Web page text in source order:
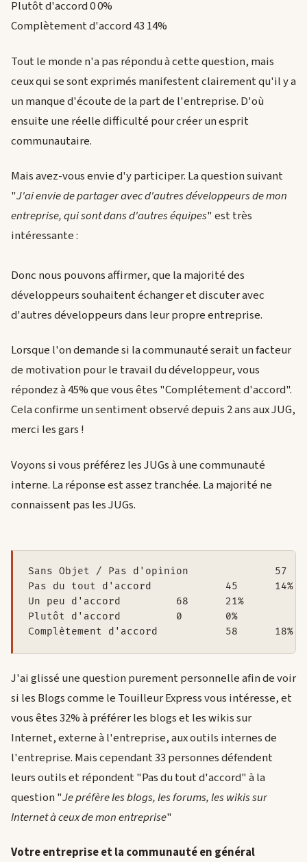
Plutôt d'accord 0 0%
Complètement d'accord 43 14%
Tout le monde n'a pas répondu à cette question, mais
ceux qui se sont exprimés manifestent clairement qu'il y a
un manque d'écoute de la part de l'entreprise. D'où
ensuite une réelle difficulté pour créer un esprit
communautaire.
Mais avez-vous envie d'y participer. La question suivant
"J'ai envie de partager avec d'autres développeurs de mon
entreprise, qui sont dans d'autres équipes" est très
intéressante :
Donc nous pouvons affirmer, que la majorité des
développeurs souhaitent échanger et discuter avec
d'autres développeurs dans leur propre entreprise.
Lorsque l'on demande si la communauté serait un facteur
de motivation pour le travail du développeur, vous
répondez à 45% que vous êtes "Complétement d'accord".
Cela confirme un sentiment observé depuis 2 ans aux JUG,
merci les gars !
Voyons si vous préférez les JUGs à une communauté
interne. La réponse est assez tranchée. La majorité ne
connaissent pas les JUGs.
Sans Objet / Pas d'opinion		57	18%
Pas du tout d'accord		45	14%
Un peu d'accord		68	21%
Plutôt d'accord		0	0%
Complètement d'accord		58	18%
J'ai glissé une question purement personnelle afin de voir
si les Blogs comme le Touilleur Express vous intéresse, et
vous êtes 32% à préférer les blogs et les wikis sur
Internet, externe à l'entreprise, aux outils internes de
l'entreprise. Mais cependant 33 personnes défendent
leurs outils et répondent "Pas du tout d'accord" à la
question "Je préfère les blogs, les forums, les wikis sur
Internet à ceux de mon entreprise"
Votre entreprise et la communauté en général